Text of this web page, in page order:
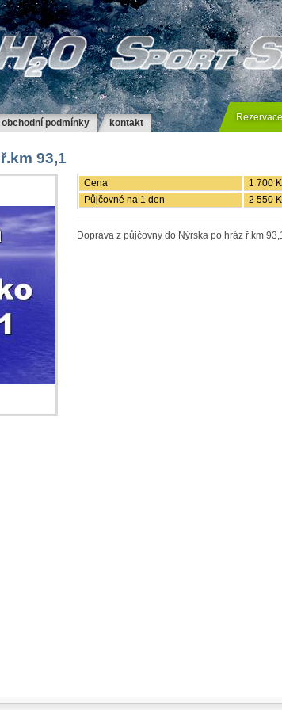
obchodní podmínky kontakt Rezervace
93,1
Cena
1 700
Půjčovné na 1 den
2 550
Doprava z půjčovny do Nýrska po hráz ř.km